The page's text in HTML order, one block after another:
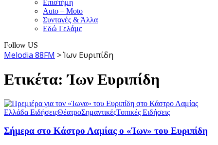
Επιστήμη
Auto – Moto
Συνταγές & Άλλα
Εδώ Γελάμε
Follow US
Melodia 88FM >Ίων Ευριπίδη
Ετικέτα:Ίων Ευριπίδη
Ελλάδα ΕιδήσειςΘέατροΣημαντικέςΤοπικές Ειδήσεις
Σήμερα στο Κάστρο Λαμίας ο «Ίων» του Ευριπίδη